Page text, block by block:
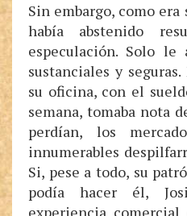
Sin embargo, como
había abstenido
especulación. Solo le
sustanciales y
su oficina, con el
semana, tomaba nota
perdían, los
innumerables
Si, pese a todo, su
podía hacer él,
experiencia